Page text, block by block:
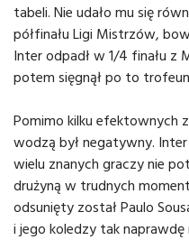
tabeli. Nie udało mu się
półfinału Ligi Mistrzów,
Inter odpadł w 1/4 finału z
potem sięgnął po to
Pomimo kilku efektownych
wodzą był negatywny.
wielu znanych graczy nie
drużyną w trudnych
odsunięty został Paulo
i jego koledzy tak naprawdę